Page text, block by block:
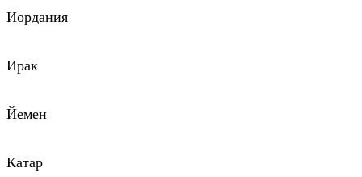
Иордания
Ирак
Йемен
Катар